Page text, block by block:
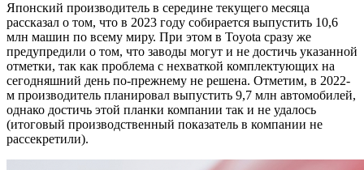
Японский производитель в середине текущего месяца
рассказал о том, что в 2023 году собирается выпустить 10,6
млн машин по всему миру. При этом в Toyota сразу же
предупредили о том, что заводы могут и не достичь указанной
отметки, так как проблема с нехваткой комплектующих на
сегодняшний день по-прежнему не решена. Отметим, в 2022-
м производитель планировал выпустить 9,7 млн автомобилей,
однако достичь этой планки компании так и не удалось
(итоговый производственный показатель в компании не
рассекретили).